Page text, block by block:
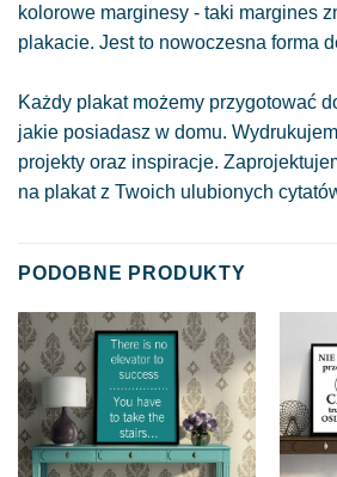
kolorowe marginesy - taki margines
plakacie. Jest to nowoczesna forma
Każdy plakat możemy przygotować
jakie posiadasz w domu.
projekty oraz inspiracje.
na plakat z Twoich ulubionych
PODOBNE PRODUKTY